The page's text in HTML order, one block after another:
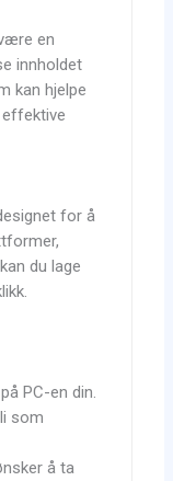
en
innholdet
kan hjelpe
for å
du lage
på PC-en din.
som
å ta